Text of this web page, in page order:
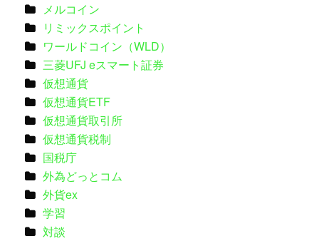
メルコイン
リミックスポイント
ワールドコイン（WLD）
三菱UFJ eスマート証券
仮想通貨
仮想通貨ETF
仮想通貨取引所
仮想通貨税制
国税庁
外為どっとコム
外貨ex
学習
対談